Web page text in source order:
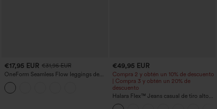
€17,95 EUR €31,95 EUR
OneForm Seamless Flow leggings de
yoga de talle alto con control abdominal
y realce de glúteos
€49,95 EUR
Compra 2 y obtén un 10% de descuento
| Compra 3 y obtén un 20% de
descuento
Halara Flex™ Jeans casual de tiro alto
con control abdominal, pernera ancha y